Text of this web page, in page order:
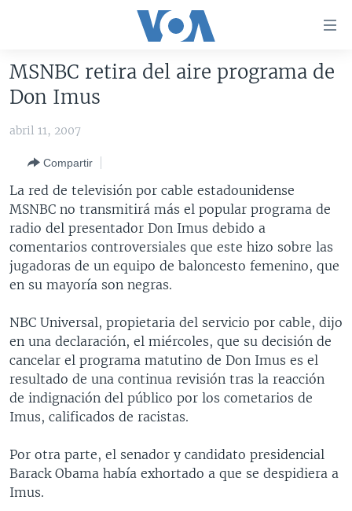
accesibilidad
contenido
principal
Salte
navegador
principal
Salte
búsqueda
AMÉRICA DEL NORTE
MÉXICO
HAITÍ
ELECCIONES EEUU
VOTO DIVIDIDO
VOA VERIFICA
VOA VERIFICA UCRANIA/RUSIA
VOA VERIFICA INMIGRACIÓN
VOA VERIFICA AMÉRICA LATINA
AMÉRICA LATINA
ARGENTINA
BOLIVIA
COLOMBIA
CHILE
ECUADOR
VENEZUELA
BRASIL
CHINA EN AMÉRICA LATINA
CENTROAMÉRICA
COSTA RICA
EL SALVADOR
HONDURAS
NICARAGUA
OTRAS SECCIONES
INMIGRACIÓN
MUNDO
ECONOMÍA
ENTRETENIMIENTO Y CULTURA
TECNOLOGÍA
DEPORTES
CIENCIA Y SALUD
ESPECIALES DE LA VOA
UCRANIA
MULTIMEDIA
VIDEOS
FOTOGRAFÍA
AUDIOS
PROGRAMAS TV
EL MUNDO AL DÍA
FORO INTERAMERICANO
VISIÓN 360
RADIO
AVANCE INFORMATIVO
AUDIONOTICIAS
DIRECT
DOCUMENTALES DE LA VOA
MSNBC retira del aire programa de
Don Imus
abril 11, 2007
Compartir
La red de televisión por cable estadounidense
MSNBC no transmitirá más el popular programa de
radio del presentador Don Imus debido a
comentarios controversiales que este hizo sobre las
jugadoras de un equipo de baloncesto femenino, que
en su mayoría son negras.
NBC Universal, propietaria del servicio por cable, dijo
en una declaración, el miércoles, que su decisión de
cancelar el programa matutino de Don Imus es el
resultado de una continua revisión tras la reacción
de indignación del público por los cometarios de
Imus, calificados de racistas.
Por otra parte, el senador y candidato presidencial
Barack Obama había exhortado a que se despidiera a
Imus.